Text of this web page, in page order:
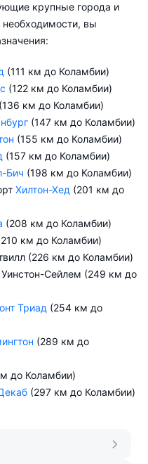
крупные города и
необходимости, вы
(111 км до Коламбии)
(122 км до Коламбии)
(136 км до Коламбии)
(147 км до Коламбии)
(155 км до Коламбии)
(157 км до Коламбии)
Бич (198 км до Коламбии)
Хилтон-Хед (201 км до
(208 км до Коламбии)
аэропорт Ашвилл (210 км до Коламбии)
Фейетвилл, аэропорт Фейетвилл (226 км до Коламбии)
Триад (254 км до
(289 км до
до Коламбии)
(297 км до Коламбии)